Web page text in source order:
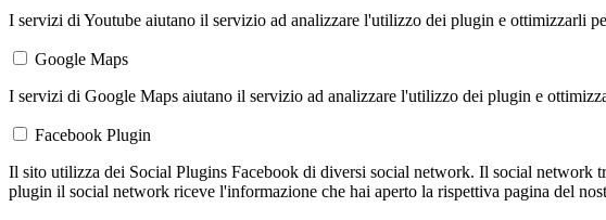
I servizi di Youtube aiutano il servizio ad analizzare l'utilizzo dei plugin e ottimizzarli
Google Maps
I servizi di Google Maps aiutano il servizio ad analizzare l'utilizzo dei plugin e
Facebook Plugin
Il sito utilizza dei Social Plugins Facebook di diversi social network. Il social network
plugin il social network riceve l'informazione che hai aperto la rispettiva pagina del